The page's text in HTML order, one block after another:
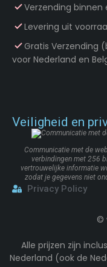
Verzending binnen
Levering uit
Gratis Verzending
voor Nederland en
Veiligheid en
Communicatie met de
verbindingen met 256
vertrouwelijke informatie
zodat je gegevens niet
Privacy Policy
©
Alle prijzen zijn
Nederland (ook de